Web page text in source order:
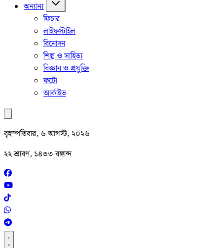
অন্যান্য
ফিচার
লাইফস্টাইল
বিনোদন
শিল্প ও সাহিত্য
বিজ্ঞান ও প্রযুক্তি
ফটো
আর্কাইভ
বৃহস্পতিবার, ৬ আগস্ট, ২০২৬
২২ শ্রাবণ, ১৪৩৩ বঙ্গাব্দ